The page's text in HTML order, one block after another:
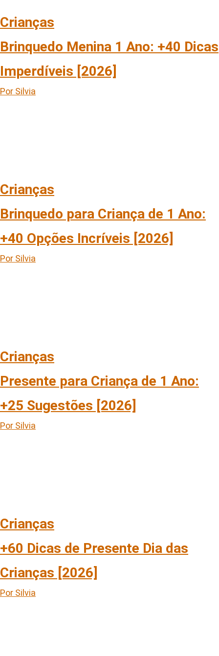
Crianças
Brinquedo Menina 1 Ano: +40 Dicas
Imperdíveis [2026]
Por Silvia
Crianças
Brinquedo para Criança de 1 Ano:
+40 Opções Incríveis [2026]
Por Silvia
Crianças
Presente para Criança de 1 Ano:
+25 Sugestões [2026]
Por Silvia
Crianças
+60 Dicas de Presente Dia das
Crianças [2026]
Por Silvia